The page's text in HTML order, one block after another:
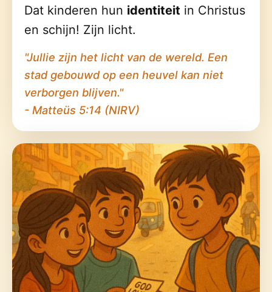
Dat kinderen hun identiteit in Christus
en schijn! Zijn licht.
"Jullie zijn het licht van de wereld. Een
stad gebouwd op een heuvel kan niet
verborgen blijven."
- Matteüs 5:14 (NIRV)